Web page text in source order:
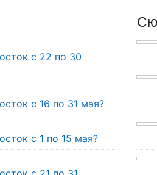
с 22 по 30
с 16 по 31 мая?
с 1 по 15 мая?